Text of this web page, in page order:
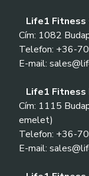
Life1 Fitness
Cím: 1082
Telefon: +36-
E-mail:
Life1 Fitness
Cím: 1115
emelet)
Telefon: +36-
E-mail: